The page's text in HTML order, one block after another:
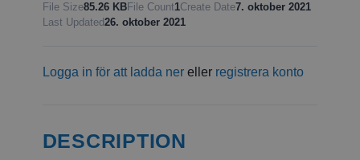
File Size85.26 KBFile Count1Create Date7. oktober 2021
Last Updated26. oktober 2021
Logga in för att ladda nereller registrera konto
DESCRIPTION